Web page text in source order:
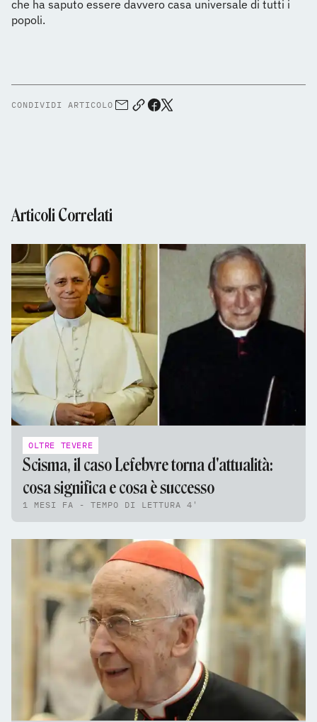
che ha saputo essere davvero casa universale di tutti i
popoli.
CONDIVIDI ARTICOLO
Articoli Correlati
OLTRE TEVERE
Scisma, il caso Lefebvre torna d'attualità:
cosa significa e cosa è successo
1 MESI FA - TEMPO DI LETTURA 4'